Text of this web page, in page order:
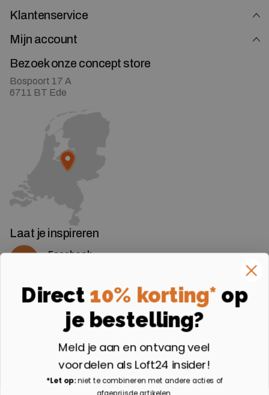
Klantenservice
Mijn account
Bezoek onze concept store
Bospoort 17 A
6711 BT Ede
Laat je inspireren
Facebook
Instagram
Volg ons op Instagram
Aangesloten bij
Direct 10% korting* op
je bestelling?
Meld je aan en ontvang veel
voordelen als Loft24 insider!
*Let op:niet te combineren met andere acties of